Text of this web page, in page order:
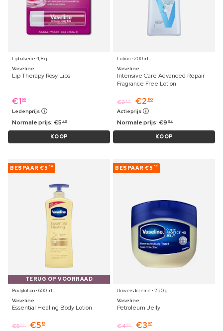
Lipbalsem ⋅ 4,8 g
Vaseline
Lip Therapy Rosy Lips
€1 99
Ledenprijs
Normale prijs:€5 99
KOOP
Lotion ⋅ 200 ml
Vaseline
Intensive Care Advanced Repair
Fragrance Free Lotion
€2 89 €2 80
Actieprijs
Normale prijs:€9 99
KOOP
BESPAAR €5 86
TERUG OP VOORRAAD
Bodylotion ⋅ 600 ml
Vaseline
Essential Healing Body Lotion
€529 €5 13
BESPAAR €5 62
Universalcrème ⋅ 250 g
Vaseline
Petroleum Jelly
€409 €3 97